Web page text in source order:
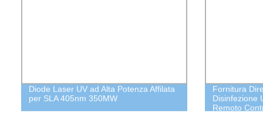
Diode Laser UV ad Alta Potenza Affilata
per SLA 405nm 350MW
Fornitura
Disinfezione
Remoto